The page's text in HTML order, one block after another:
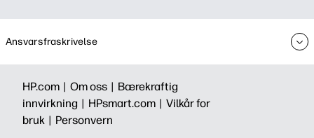
Ansvarsfraskrivelse
HP.com | Om oss | Bærekraftig
innvirkning | HPsmart.com | Vilkår for
bruk | Personvern